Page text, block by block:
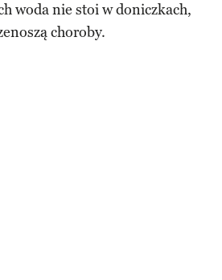
woda nie stoi w doniczkach,
choroby.